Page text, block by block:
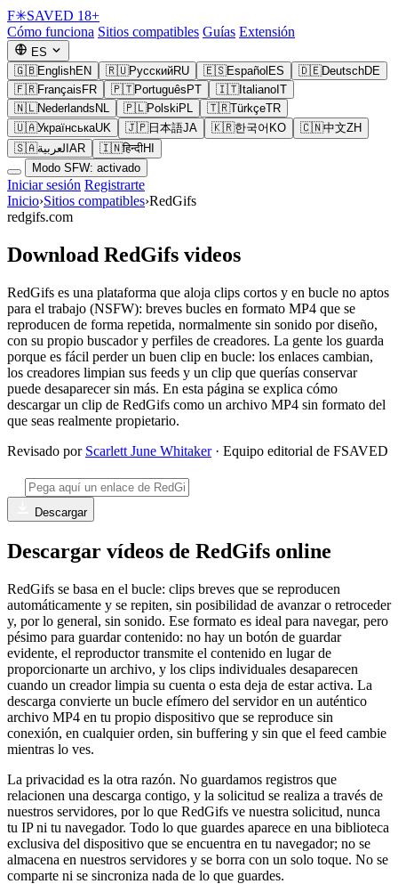
F✳SAVED 18+
Cómo funciona Sitios compatibles Guías Extensión
ES
🇬🇧EnglishEN 🇷🇺РусскийRU 🇪🇸Español ES 🇩🇪DeutschDE
🇫🇷Français FR 🇵🇹Português PT 🇮🇹Italiano IT
🇳🇱Nederlands NL 🇵🇱Polski PL 🇹🇷TürkçeTR
🇺🇦УкраїнськаUK 🇯🇵日本語JA 🇰🇷한국어 KO 🇨🇳中文ZH
🇸🇦العربية AR 🇮🇳हिन्दीHI
Modo SFW: activado
Iniciar sesión Registrarte
Inicio›Sitios compatibles›RedGifs
redgifs.com
Download RedGifs videos
RedGifs es una plataforma que aloja clips cortos y en bucle no aptos
para el trabajo (NSFW): breves bucles en formato MP4 que se
reproducen de forma repetida, normalmente sin sonido por diseño,
con su propio buscador y perfiles de creadores. La gente los guarda
porque es fácil perder un buen clip en bucle: los enlaces cambian,
los creadores limpian sus feeds y un clip que querías conservar
puede desaparecer sin más. En esta página se explica cómo
descargar un clip de RedGifs como un archivo MP4 sin formato del
que seas realmente propietario.
Revisado por Scarlett June Whitaker· Equipo editorial de FSAVED
Descargar
Descargar vídeos de RedGifs online
RedGifs se basa en el bucle: clips breves que se reproducen
automáticamente y se repiten, sin posibilidad de avanzar o retroceder
y, por lo general, sin sonido. Ese formato es ideal para navegar, pero
pésimo para guardar contenido: no hay un botón de guardar
evidente, el reproductor transmite el contenido en lugar de
proporcionarte un archivo, y los clips individuales desaparecen
cuando un creador limpia su cuenta o esta deja de estar activa. La
descarga convierte un bucle efímero del servidor en un auténtico
archivo MP4 en tu propio dispositivo que se reproduce sin
conexión, en cualquier orden, sin buffering y sin que el feed cambie
mientras lo ves.
La privacidad es la otra razón. No guardamos registros que
relacionen una descarga contigo, y la solicitud se realiza a través de
nuestros servidores, por lo que RedGifs ve nuestra solicitud, nunca
tu IP ni tu navegador. Todo lo que guardes aparece en una biblioteca
exclusiva del dispositivo que se encuentra en tu navegador; no se
almacena en nuestros servidores y se borra con un solo toque. No se
comparte ni se sincroniza nada de lo que guardes.